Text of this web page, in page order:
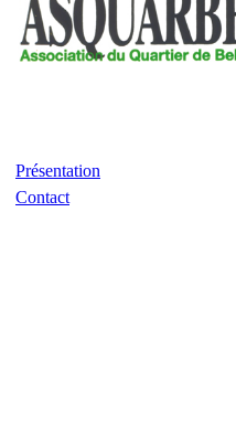
Présentation
Contact